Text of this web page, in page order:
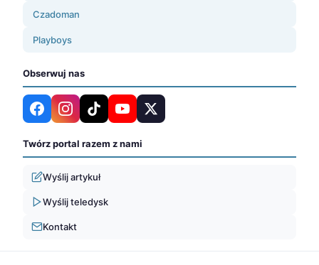
Czadoman
Playboys
Obserwuj nas
Twórz portal razem z nami
Wyślij artykuł
Wyślij teledysk
Kontakt